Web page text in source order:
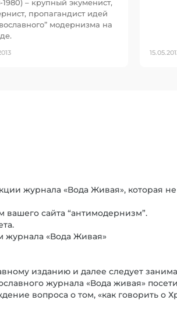
1980) – крупный экуменист,
пропагандист идей
модернизма на
журнала «Вода Живая», которая
вашего сайта “антимодернизм”.
журнала «Вода Живая»
изданию и далее следует
журнала «Вода живая»
вопроса о том, «как говорить